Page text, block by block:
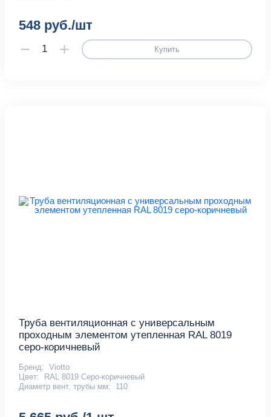
548 руб./шт
Купить
Труба вентиляционная с универсальным
проходным элементом утепленная RAL 8019
серо-коричневый
Бренд: Viotto
Цвет:
RAL 8019 Серо-коричневый
Диаметр вент. трубы мм:
110